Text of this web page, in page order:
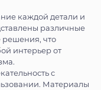
каждой детали и
различные
решения, что
интерьер от
с
Материалы